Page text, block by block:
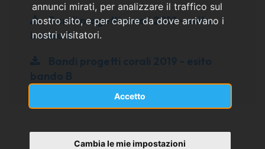
annunci mirati, per analizzare il traffico sul
nostro sito, e per capire da dove arrivano i
nostri visitatori.
Accetto
Cambia le mie impostazioni
Bandi progetti corali 2019 - esito
bando A
Bandi progetti corali 2019 - esito
bando B